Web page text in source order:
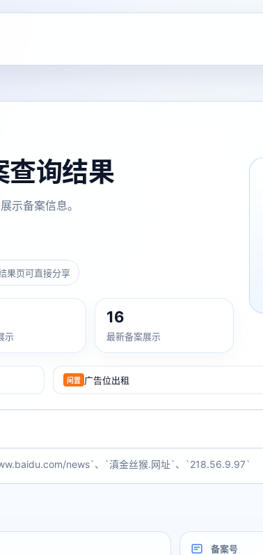
询结果
示备案信息。
果页可直接分享
示
16
最新备案展示
闲置 广告位出租
news`、`滇金丝猴.网址`、`218.56.9.97`
备案号